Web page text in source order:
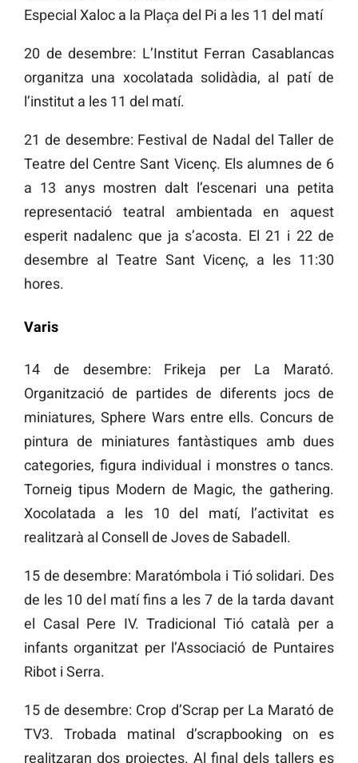
Especial Xaloc a la Plaça del Pi a les 11 del matí
20 de desembre: L’Institut Ferran Casablancas
organitza una xocolatada solidàdia, al patí de
l’institut a les 11 del matí.
21 de desembre: Festival de Nadal del Taller de
Teatre del Centre Sant Vicenç. Els alumnes de 6
a 13 anys mostren dalt l’escenari una petita
representació teatral ambientada en aquest
esperit nadalenc que ja s’acosta. El 21 i 22 de
desembre al Teatre Sant Vicenç, a les 11:30
hores.
Varis
14 de desembre: Frikeja per La Marató.
Organització de partides de diferents jocs de
miniatures, Sphere Wars entre ells. Concurs de
pintura de miniatures fantàstiques amb dues
categories, figura individual i monstres o tancs.
Torneig tipus Modern de Magic, the gathering.
Xocolatada a les 10 del matí, l’activitat es
realitzarà al Consell de Joves de Sabadell.
15 de desembre: Maratómbola i Tió solidari. Des
de les 10 del matí fins a les 7 de la tarda davant
el Casal Pere IV. Tradicional Tió català per a
infants organitzat per l’Associació de Puntaires
Ribot i Serra.
15 de desembre: Crop d’Scrap per La Marató de
TV3. Trobada matinal d’scrapbooking on es
realitzaran dos projectes. Al final dels tallers es